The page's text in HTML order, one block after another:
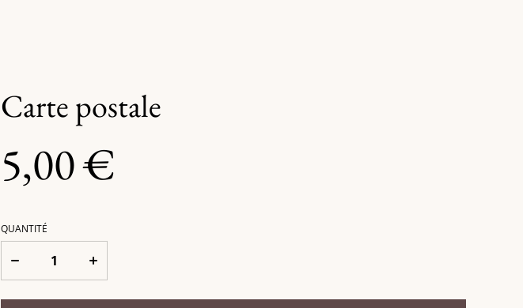
Carte postale
5,00 €
QUANTITÉ